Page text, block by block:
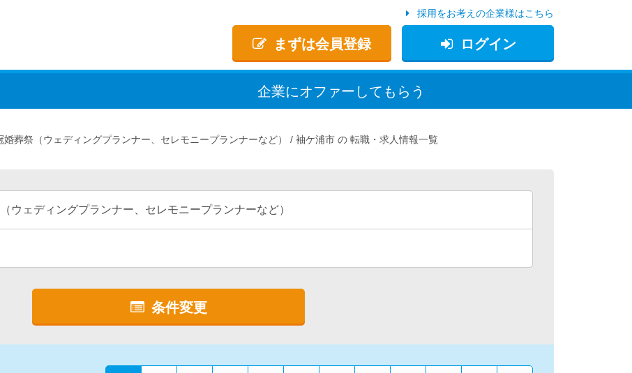
まずは会員登録 ログイン
採用をお考えの企業様はこちら
企業にオファー してもらう
婚葬祭（ウェディングプランナー、セレモニープランナーなど） 袖ケ浦市 転職・求人情報一覧
ウェディングプランナー、セレモニープランナーなど）
条件変更